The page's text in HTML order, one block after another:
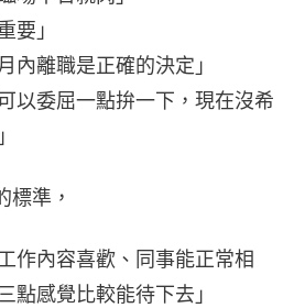
要」
內離職是正確的決定」
以委屈一點拚一下，現在沒希
標準，
作內容喜歡、同事能正常相
點感覺比較能待下去」